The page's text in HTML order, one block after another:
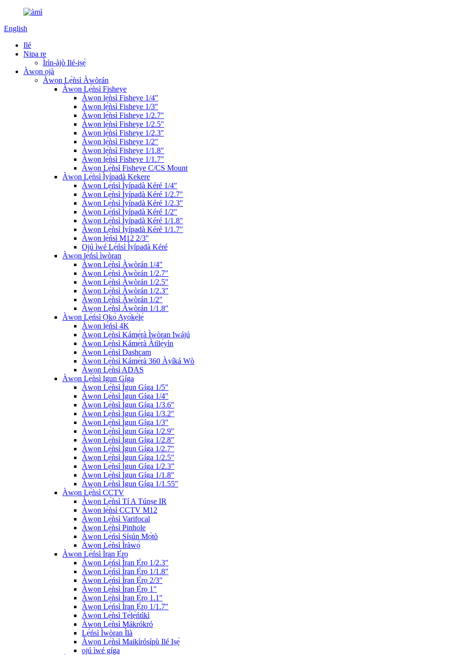
English
Ilé
Nipa re
Ìrìn-àjò Ilé-iṣẹ́
Àwọn ọjà
Àwọn Lẹ́ǹsì Àwòrán
Àwọn Lẹ́ǹsì Fisheye
Àwọn lẹ́ǹsì Fisheye 1/4″
Àwọn lẹ́ǹsì Fisheye 1/3″
Àwọn lẹ́ǹsì Fisheye 1/2.7″
Àwọn lẹ́ǹsì Fisheye 1/2.5″
Àwọn lẹ́ǹsì Fisheye 1/2.3″
Àwọn lẹ́ǹsì Fisheye 1/2″
Àwọn lẹ́ǹsì Fisheye 1/1.8″
Àwọn lẹ́ǹsì Fisheye 1/1.7″
Àwọn Lẹ́ǹsì Fisheye C/CS Mount
Àwọn Lẹ́ǹsì Ìyípadà Kekere
Àwọn Lẹ́ńsì Ìyípadà Kéré 1/4″
Àwọn Lẹ́ǹsì Ìyípadà Kéré 1/2.7″
Àwọn Lẹ́ǹsì Ìyípadà Kéré 1/2.3″
Àwọn Lẹ́ńsì Ìyípadà Kéré 1/2″
Àwọn Lẹ́ǹsì Ìyípadà Kéré 1/1.8″
Àwọn Lẹ́ǹsì Ìyípadà Kéré 1/1.7″
Àwọn lẹ́ńsì M12 2/3″
Ojú ìwé Lẹ́ńsì Ìyípadà Kéré
Àwọn lẹ́ńsì ìwòran
Àwọn Lẹ́ǹsì Àwòrán 1/4″
Àwọn Lẹ́ǹsì Àwòrán 1/2.7″
Àwọn Lẹ́ǹsì Àwòrán 1/2.5″
Àwọn Lẹ́ǹsì Àwòrán 1/2.3″
Àwọn Lẹ́ǹsì Àwòrán 1/2″
Àwọn Lẹ́ǹsì Àwòrán 1/1.8″
Àwọn Lẹ́ńsì Ọkọ̀ Ayọ́kẹ́lẹ́
Àwọn lẹ́ńsì 4K
Àwọn Lẹ́ǹsì Kámẹ́rà Ìwòran Iwájú
Àwọn Lẹ́ǹsì Kámẹ́rà Àtìlẹ́yìn
Àwọn Lẹ́ǹsì Dashcam
Àwọn Lẹ́ǹsì Kámẹ́rà 360 Àyíká Wò
Àwọn Lẹ́ǹsì ADAS
Àwọn Lẹ́ǹsì Igun Gíga
Àwọn Lẹ́ǹsì Ìgun Gíga 1/5″
Àwọn Lẹ́ǹsì Ìgun Gíga 1/4″
Àwọn Lẹ́ǹsì Ìgun Gíga 1/3.6″
Àwọn Lẹ́ǹsì Ìgun Gíga 1/3.2″
Àwọn Lẹ́ǹsì Ìgun Gíga 1/3″
Àwọn Lẹ́ǹsì Ìgun Gíga 1/2.9″
Àwọn Lẹ́ǹsì Ìgun Gíga 1/2.8″
Àwọn Lẹ́ǹsì Ìgun Gíga 1/2.7″
Àwọn Lẹ́ǹsì Ìgun Gíga 1/2.5″
Àwọn Lẹ́ǹsì Ìgun Gíga 1/2.3”
Àwọn Lẹ́ǹsì Ìgun Gíga 1/1.8″
Àwọn Lẹ́ǹsì Ìgun Gíga 1/1.55″
Àwọn Lẹ́ǹsì CCTV
Àwọn Lẹ́ǹsì Tí A Túnṣe IR
Àwọn lẹ́ǹsì CCTV M12
Àwọn Lẹ́ǹsì Varifocal
Àwọn Lẹ́ǹsì Pinhole
Àwọn Lẹ́ńsì Sísún Mọ́tò
Àwọn Lẹ́ǹsì Ìràwọ̀
Àwọn Lẹ́ńsì Ìran Ẹ̀rọ
Àwọn Lẹ́ńsì Ìran Ẹ̀rọ 1/2.3″
Àwọn Lẹ́ńsì Ìran Ẹ̀rọ 1/1.8″
Àwọn Lẹ́ńsì Ìran Ẹ̀rọ 2/3″
Àwọn Lẹ́ǹsì Ìran Ẹ̀rọ 1″
Àwọn Lẹ́ǹsì Ìran Ẹ̀rọ 1.1″
Àwọn Lẹ́ńsì Ìran Ẹ̀rọ 1/1.7″
Àwọn Lẹ́ǹsì Tẹ́lẹ́ńtìkì
Àwọn Lẹ́ǹsì Mákrókró
Lẹ́ńsì Ìwòran Ìlà
Àwọn Lẹ́ǹsì Maikírósípù Ilé Iṣẹ́
ojú ìwé gíga